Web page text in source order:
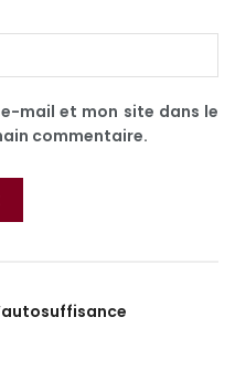
mail et mon site dans le
commentaire.